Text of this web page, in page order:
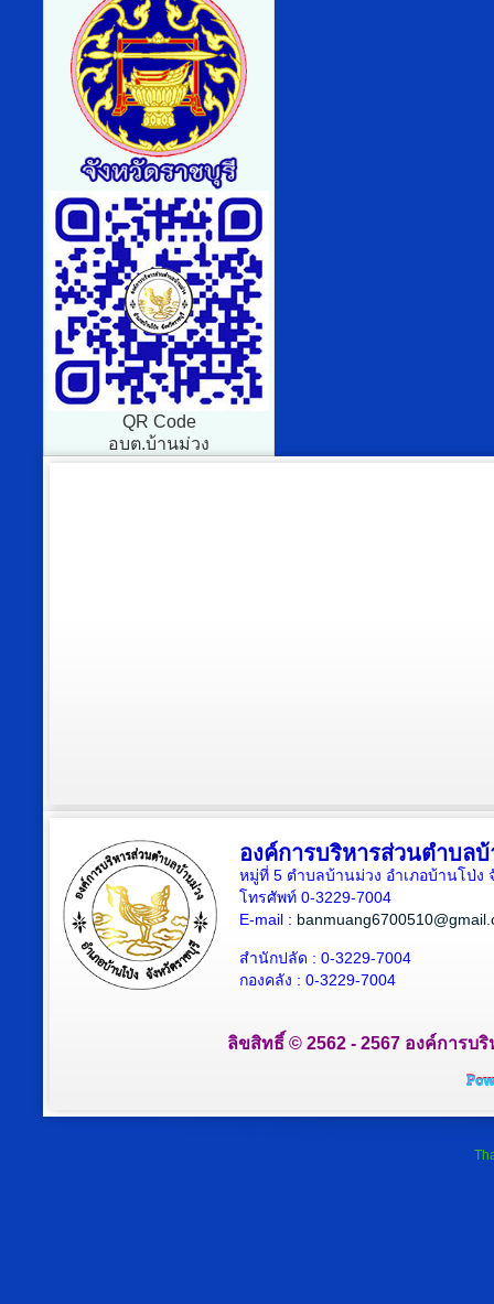
QR Code
อบต.บ้านม่วง
องค์การบริหารส่วนตำบล
หมู่ที่ 5 ตำบลบ้านม่วง อำเภอบ้านโป่ง
โทรศัพท์ 0-3229-7004
E-mail :
สำนักปลัด : 0-3229-7004
กองคลัง : 0-3229-7004
ลิขสิทธิ์ © 2562 - 2567 องค์การบ